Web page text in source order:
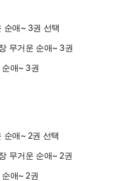
순애~ 3권 선택
애~ 3권
순애~ 2권 선택
애~ 2권